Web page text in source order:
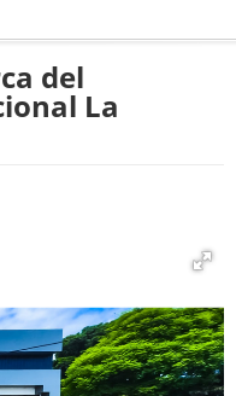
del
La